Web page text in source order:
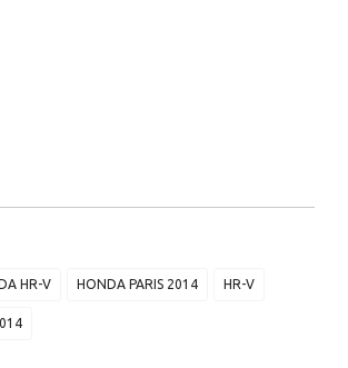
HR-V HONDA PARIS 2014 HR-V